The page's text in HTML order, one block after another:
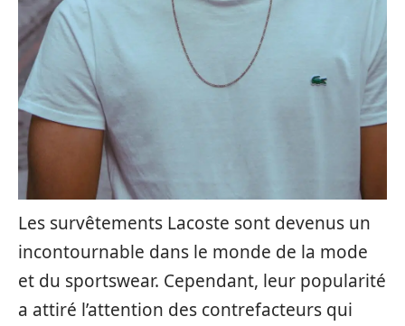
Les survêtements Lacoste sont devenus un
incontournable dans le monde de la mode
et du sportswear. Cependant, leur popularité
a attiré l’attention des contrefacteurs qui